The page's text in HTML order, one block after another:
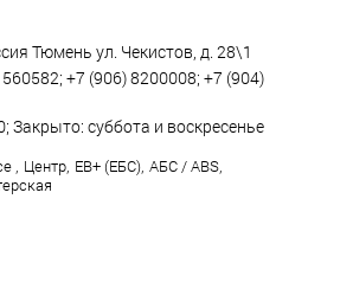
Тюмень ул. Чекистов, д. 28\1
+7 (906) 8200008; +7 (904)
Закрыто: суббота и воскресенье
, Центр, EB+ (ЕБС), АБС / ABS,